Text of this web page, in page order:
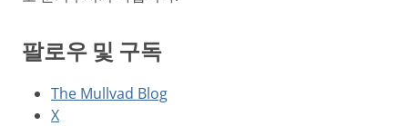
팔로우 및 구독
The Mullvad Blog
X